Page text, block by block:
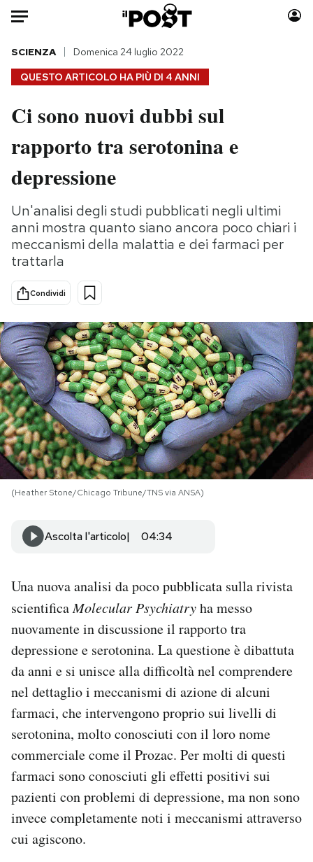
Auto
HOME
Italia
Politica
Tecnologia
Scienza
Cultura
Economia
Sport
Moda
Consumismi
Media
Europa
PODCAST
NEWSLETTER
I MIEI PREFERITI
SHOP
CALENDARIO
Area Personale
Notifiche mobile
Regala il Post
Hai bisogno di aiuto?
Esci
QUESTO ARTICOLO HA PIÙ DI 4 ANNI
SCIENZA Domenica 24 luglio 2022
Ci sono nuovi dubbi sul
rapporto tra serotonina e
depressione
Un'analisi degli studi pubblicati negli ultimi
anni mostra quanto siano ancora poco chiari i
meccanismi della malattia e dei farmaci per
trattarla
Condividi
(Heather Stone/Chicago Tribune/TNS via ANSA)
Ascolta l'articolo 04:34
Una nuova analisi da poco pubblicata sulla rivista
scientificaMolecular Psychiatryha messo
nuovamente in discussione il rapporto tra
depressione e serotonina. La questione è dibattuta
da anni e si unisce alla difficoltà nel comprendere
nel dettaglio i meccanismi di azione di alcuni
farmaci, che intervengono proprio sui livelli di
serotonina, molto conosciuti con il loro nome
commerciale come il Prozac. Per molti di questi
farmaci sono conosciuti gli effetti positivi sui
pazienti con problemi di depressione, ma non sono
invece completamente noti i meccanismi attraverso
cui agiscono.